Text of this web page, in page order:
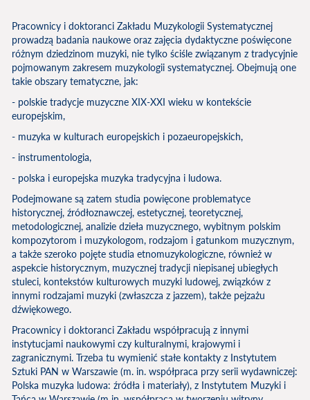
Pracownicy i doktoranci Zakładu Muzykologii Systematycznej
prowadzą badania naukowe oraz zajęcia dydaktyczne poświęcone
różnym dziedzinom muzyki, nie tylko ściśle związanym z tradycyjnie
pojmowanym zakresem muzykologii systematycznej. Obejmują one
takie obszary tematyczne, jak:
- polskie tradycje muzyczne XIX-XXI wieku w kontekście
europejskim,
- muzyka w kulturach europejskich i pozaeuropejskich,
- instrumentologia,
- polska i europejska muzyka tradycyjna i ludowa.
Podejmowane są zatem studia powięcone problematyce
historycznej, źródłoznawczej, estetycznej, teoretycznej,
metodologicznej, analizie dzieła muzycznego, wybitnym polskim
kompozytorom i muzykologom, rodzajom i gatunkom muzycznym,
a także szeroko pojęte studia etnomuzykologiczne, również w
aspekcie historycznym, muzycznej tradycji niepisanej ubiegłych
stuleci, kontekstów kulturowych muzyki ludowej, związków z
innymi rodzajami muzyki (zwłaszcza z jazzem), także pejzażu
dźwiękowego.
Pracownicy i doktoranci Zakładu współpracują z innymi
instytucjami naukowymi czy kulturalnymi, krajowymi i
zagranicznymi. Trzeba tu wymienić stałe kontakty z Instytutem
Sztuki PAN w Warszawie (m. in. współpraca przy serii wydawniczej:
Polska muzyka ludowa: źródła i materiały), z Instytutem Muzyki i